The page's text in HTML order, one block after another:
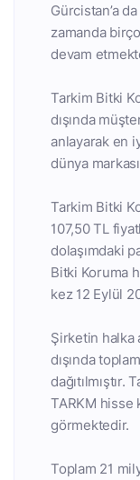
Gürcistan’a
zamanda
devam
Tarkim Bitki
dışında
anlayarak en
dünya
Tarkim Bitki
107,50 TL
dolaşımdaki
Bitki Koruma
kez 12 Eylül
Şirketin
dışında
TARKM hisse
görmektedir.
Toplam 21